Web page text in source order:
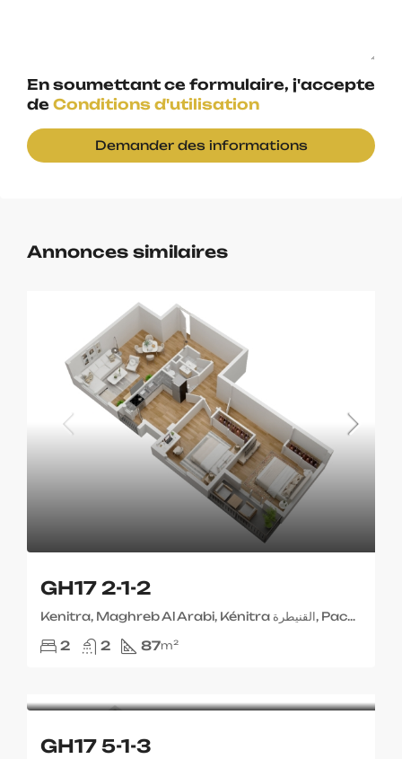
En soumettant ce formulaire, j'accepte
de Conditions d'utilisation
Demander des informations
Annonces similaires
GH17 2-1-2
Kenitra, Maghreb Al Arabi, Kénitra القنيطرة, Pachalik de Kenitra باشوية القنيطرة, Province de Kenitra إقليم القنيطرة, 14080, Maroc ⵍⵎⵖⵔⵉⴱ المغرب
2 2 87m²
GH17 5-1-3